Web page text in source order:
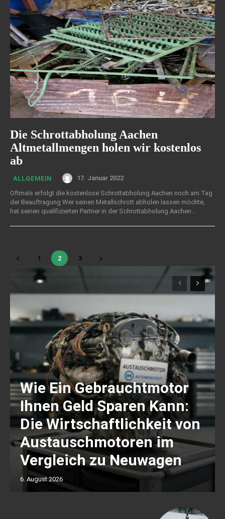
Die Schrottabholung Aachen
Altmetallmengen holen wir kostenlos
ab
ALLGEMEIN
17. Januar 2022
Oftmals erfolgt die kostenlose Schrottabholung Aachen noch am Tag
der Beauftragung Wer seinen Metallschrott abholen lassen möchte,
hat seinen qualifizierten Partner in der Schrottabholung Aachen...
1 2 3
Wie Ein Gebrauchtmotor
Ihnen Geld Sparen Kann:
Die Wirtschaftlichkeit von
Austauschmotoren im
Vergleich zu Neuwagen
6. August 2026